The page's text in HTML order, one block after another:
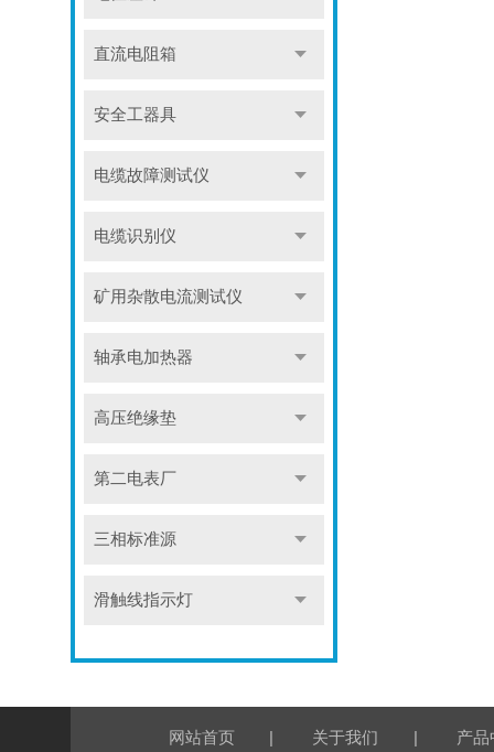
直流电阻箱
安全工器具
电缆故障测试仪
电缆识别仪
矿用杂散电流测试仪
轴承电加热器
高压绝缘垫
第二电表厂
三相标准源
滑触线指示灯
网站首页 | 关于我们 | 产品